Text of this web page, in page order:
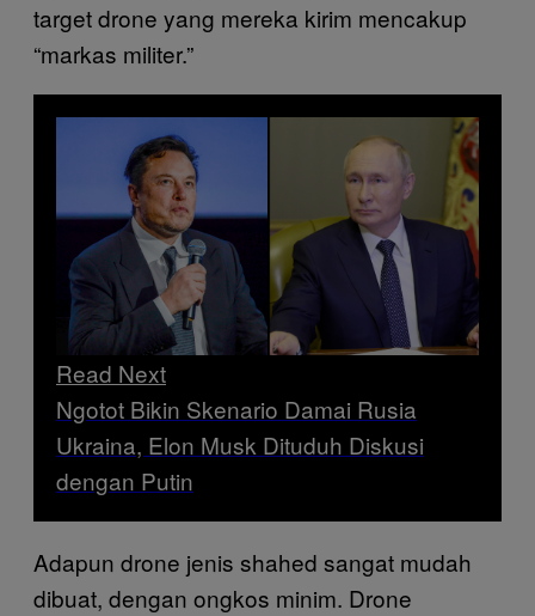
target drone yang mereka kirim mencakup
“markas militer.”
Read Next
Ngotot Bikin Skenario Damai Rusia
Ukraina, Elon Musk Dituduh Diskusi
dengan Putin
Adapun drone jenis shahed sangat mudah
dibuat, dengan ongkos minim. Drone